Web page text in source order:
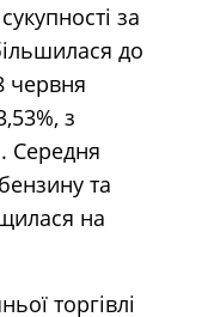
за
до
червня
з
Середня
та
на
торгівлі